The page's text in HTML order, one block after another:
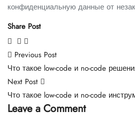
конфиденциальную данные от
Share Post
Previous Post
Что такое low-code и no-code
Next Post
Что такое low-code и no-code
Leave a Comment